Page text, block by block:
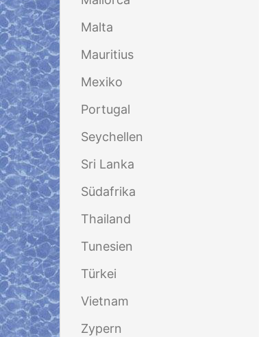
Malta
Mauritius
Mexiko
Portugal
Seychellen
Sri Lanka
Südafrika
Thailand
Tunesien
Türkei
Vietnam
Zypern